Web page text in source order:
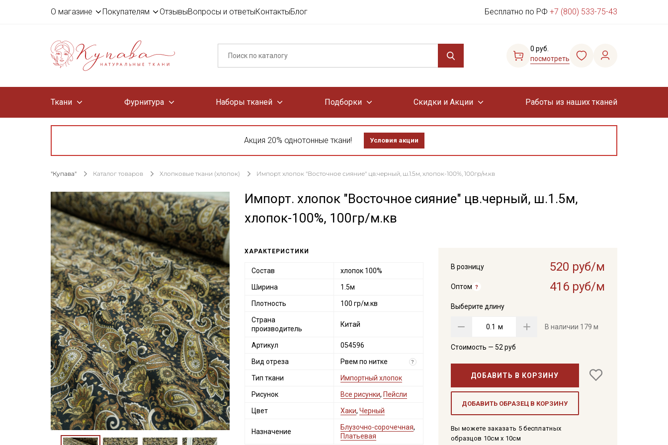
О магазине Покупателям ОтзывыВопросы и ответыКонтактыБлог Бесплатно по РФ +7 (800) 533-75-43
0 руб.
посмотреть
Ткани Фурнитура Наборы тканей Подборки Скидки и Акции Работы из наших тканей
Акция 20% однотонные ткани! Условия акции
"Купава" Каталог товаров Хлопковые ткани (хлопок) Импорт. хлопок "Восточное сияние" цв.черный, ш.1.5м, хлопок-100%, 100гр/м.кв
Импорт. хлопок "Восточное сияние" цв.черный, ш.1.5м,
хлопок-100%, 100гр/м.кв
В розницу 520 руб/м
Оптом 416 руб/м
Выберите длину
м В наличии 179 м
Стоимость — 52 руб
ДОБАВИТЬ В КОРЗИНУ
ДОБАВИТЬ ОБРАЗЕЦ В КОРЗИНУ
Вы можете заказать 5 бесплатных
образцов 10см x 10см
ХАРАКТЕРИСТИКИ
Состав хлопок 100%
Ширина 1.5м
Плотность 100 гр/м.кв
Страна
производитель
Китай
Артикул 054596
Вид отреза Рвем по нитке ?
Тип ткани Импортный хлопок
Рисунок Все рисунки, Пейсли
Цвет Хаки, Черный
Назначение
Блузочно-сорочечная,
Платьевая